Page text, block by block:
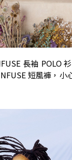
長袖 POLO
短風褲，